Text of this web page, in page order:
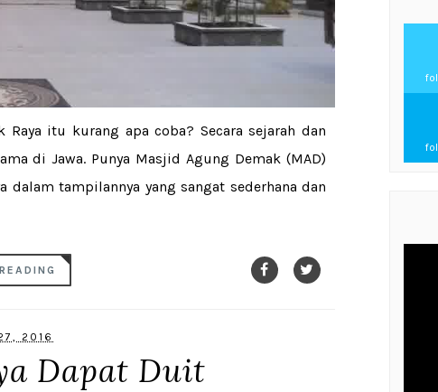
itu kurang apa coba? Secara sejarah dan
di Jawa. Punya Masjid Agung Demak (MAD)
dalam tampilannya yang sangat sederhana dan
2016
Dapat Duit